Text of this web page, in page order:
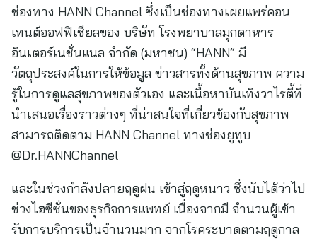
ช่องทาง HANN Channel ซึ่งเป็นช่องทางเผยแพร่คอน
เทนต์ออฟฟิเชียลของ บริษัท โรงพยาบาลมุกดาหาร
อินเตอร์เนชั่นแนล จำกัด (มหาชน) “HANN” มี
วัตถุประสงค์ในการให้ข้อมูล ข่าวสารทั้งด้านสุขภาพ ความ
รู้ในการดูแลสุขภาพของตัวเอง และเนื้อหาบันเทิงวาไรตี้ที่
นำเสนอเรื่องราวต่างๆ ที่น่าสนใจที่เกี่ยวข้องกับสุขภาพ
สามารถติดตาม HANN Channel ทางช่องยูทูบ
@Dr.HANNChannel
และในช่วงกำลังปลายฤดูฝน เข้าสู่ฤดูหนาว ซึ่งนับได้ว่าไป
ช่วงไฮซีซั่นของธุรกิจการแพทย์ เนื่องจากมี จำนวนผู้เข้า
รับการบริการเป็นจำนวนมาก จากโรคระบาดตามฤดูกาล